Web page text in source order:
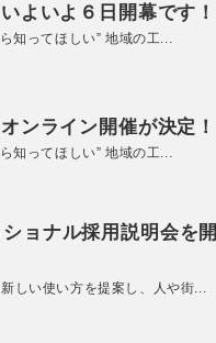
よいよ６日開幕です！
知ってほしい” 地域の工...
ンライン開催が決定！
知ってほしい” 地域の工...
ョナル採用説明会を開
しい使い方を提案し、人や街...